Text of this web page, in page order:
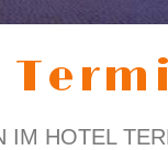
IM HOTEL